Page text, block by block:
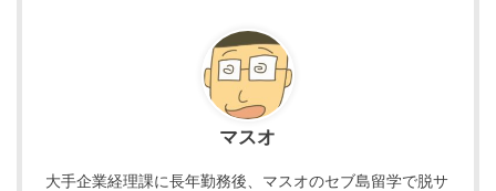
マスオ
大手企業経理課に長年勤務後、マスオのセブ島留学で脱サ